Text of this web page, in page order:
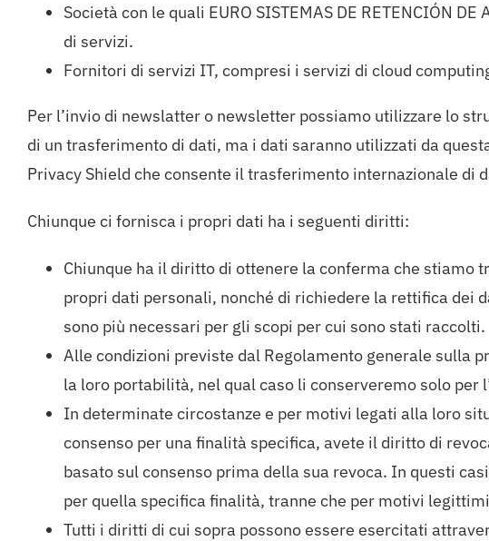
Società con le quali EURO SISTEMAS DE RETENCIÓN
di servizi.
Fornitori di servizi IT, compresi i servizi di cloud
Per l’invio di newslatter o newsletter possiamo utilizzare lo
di un trasferimento di dati, ma i dati saranno utilizzati da
Privacy Shield che consente il trasferimento internazionale di
Chiunque ci fornisca i propri dati ha i seguenti diritti:
Chiunque ha il diritto di ottenere la conferma che stiamo
propri dati personali, nonché di richiedere la rettifica dei
sono più necessari per gli scopi per cui sono stati raccolti.
Alle condizioni previste dal Regolamento generale sulla
la loro portabilità, nel qual caso li conserveremo solo per
In determinate circostanze e per motivi legati alla loro
consenso per una finalità specifica, avete il diritto di
basato sul consenso prima della sua revoca. In questi
per quella specifica finalità, tranne che per motivi
Tutti i diritti di cui sopra possono essere esercitati